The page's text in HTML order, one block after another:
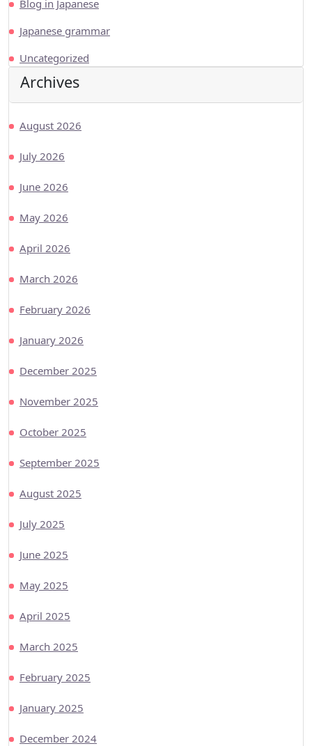
Blog in Japanese
Japanese grammar
Uncategorized
Archives
August 2026
July 2026
June 2026
May 2026
April 2026
March 2026
February 2026
January 2026
December 2025
November 2025
October 2025
September 2025
August 2025
July 2025
June 2025
May 2025
April 2025
March 2025
February 2025
January 2025
December 2024